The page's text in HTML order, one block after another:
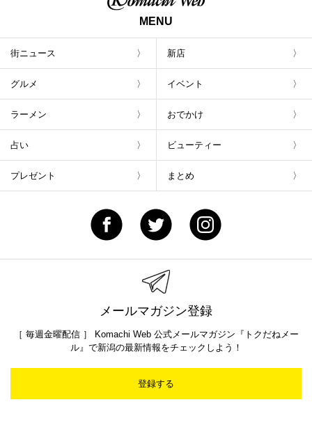
MENU
街ニュース 新店
グルメ イベント
ラーメン おでかけ
占い ビューティー
プレゼント まとめ
メールマガジン登録
［ 毎週金曜配信 ］ Komachi Web 公式メールマガジン『トクだねメー
ル』で新潟の最新情報をチェックしよう！
登録する